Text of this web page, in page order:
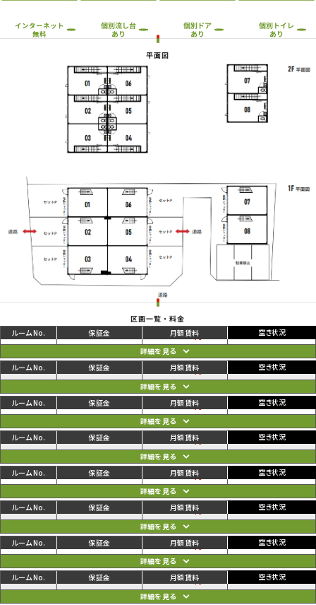
インターネット
無料
個別流し台
あり
個別ドア
あり
個別トイレ
あり
平面図
区画一覧・料金
01 110,000円 115,500円 ご利用中
02 105,600円 111,100円 ご利用中
03 108,900円 114,400円 ご利用中
04 108,900円 114,400円 ご利用中
05 105,600円 111,100円 ご利用中
06 110,000円 115,500円 ご利用中
07 97,900円 103,400円 ご利用中
08 97,900円 103,400円 ご利用中